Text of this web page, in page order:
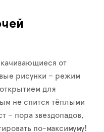
от
рисунки – режим
для
не спится тёплыми
– пора звездопадов,
по-максимуму!